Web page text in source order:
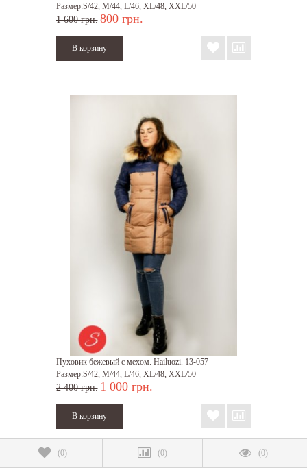
Размер:S/42, M/44, L/46, XL/48, XXL/50
1 600 грн. 800 грн.
Пуховик бежевый с мехом. Hailuozi. 13-057
Размер:S/42, M/44, L/46, XL/48, XXL/50
2 400 грн. 1 000 грн.
(0) (0) (0)